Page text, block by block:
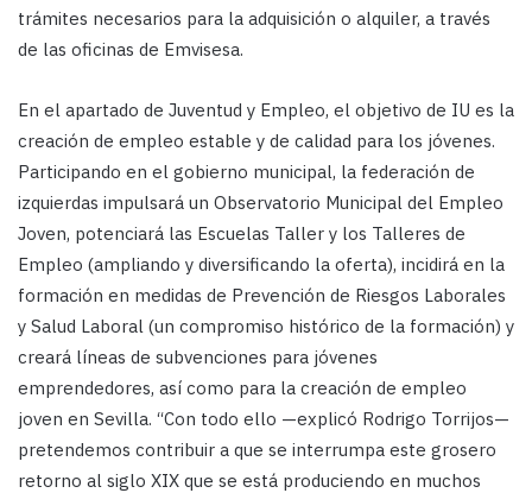
trámites necesarios para la adquisición o alquiler, a través
de las oficinas de Emvisesa.
En el apartado de Juventud y Empleo, el objetivo de IU es la
creación de empleo estable y de calidad para los jóvenes.
Participando en el gobierno municipal, la federación de
izquierdas impulsará un Observatorio Municipal del Empleo
Joven, potenciará las Escuelas Taller y los Talleres de
Empleo (ampliando y diversificando la oferta), incidirá en la
formación en medidas de Prevención de Riesgos Laborales
y Salud Laboral (un compromiso histórico de la formación) y
creará líneas de subvenciones para jóvenes
emprendedores, así como para la creación de empleo
joven en Sevilla. “Con todo ello —explicó Rodrigo Torrijos—
pretendemos contribuir a que se interrumpa este grosero
retorno al siglo XIX que se está produciendo en muchos